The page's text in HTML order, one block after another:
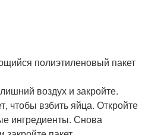
полиэтиленовый пакет
воздух и закройте.
чтобы взбить яйца. Откройте
ингредиенты. Снова